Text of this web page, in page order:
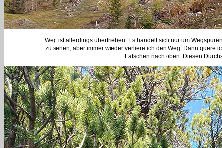
Weg ist allerdings übertrieben. Es handelt sich nur um
zu sehen, aber immer wieder verliere ich den Weg. Dann quere
Latschen nach oben. Diesen